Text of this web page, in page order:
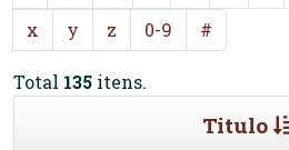
x
y z 0-9 #
Total 135 itens.
Titulo